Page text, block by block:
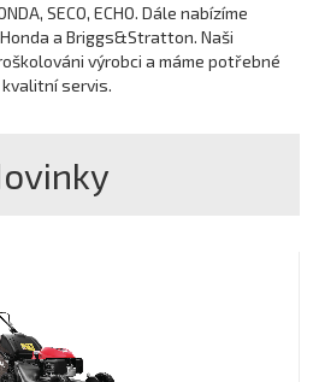
,SECO, ECHO. Dále nabízíme
Honda a Briggs&Stratton. Naši
výrobci a máme potřebné
servis.